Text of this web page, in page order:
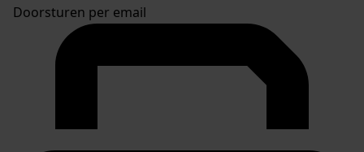
Doorsturen per email